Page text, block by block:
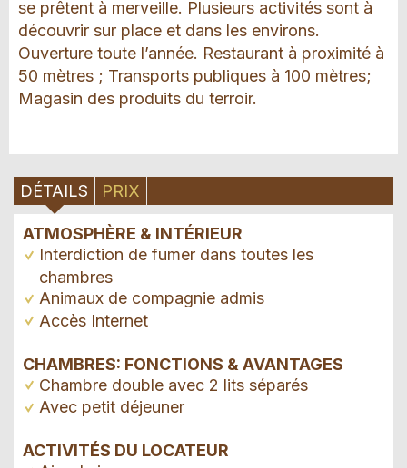
se prêtent à merveille. Plusieurs activités sont à
découvrir sur place et dans les environs.
Ouverture toute l’année. Restaurant à proximité à
50 mètres ; Transports publiques à 100 mètres;
Magasin des produits du terroir.
DÉTAILS PRIX
ATMOSPHÈRE & INTÉRIEUR
Interdiction de fumer dans toutes les
chambres
Animaux de compagnie admis
Accès Internet
CHAMBRES: FONCTIONS & AVANTAGES
Chambre double avec 2 lits séparés
Avec petit déjeuner
ACTIVITÉS DU LOCATEUR